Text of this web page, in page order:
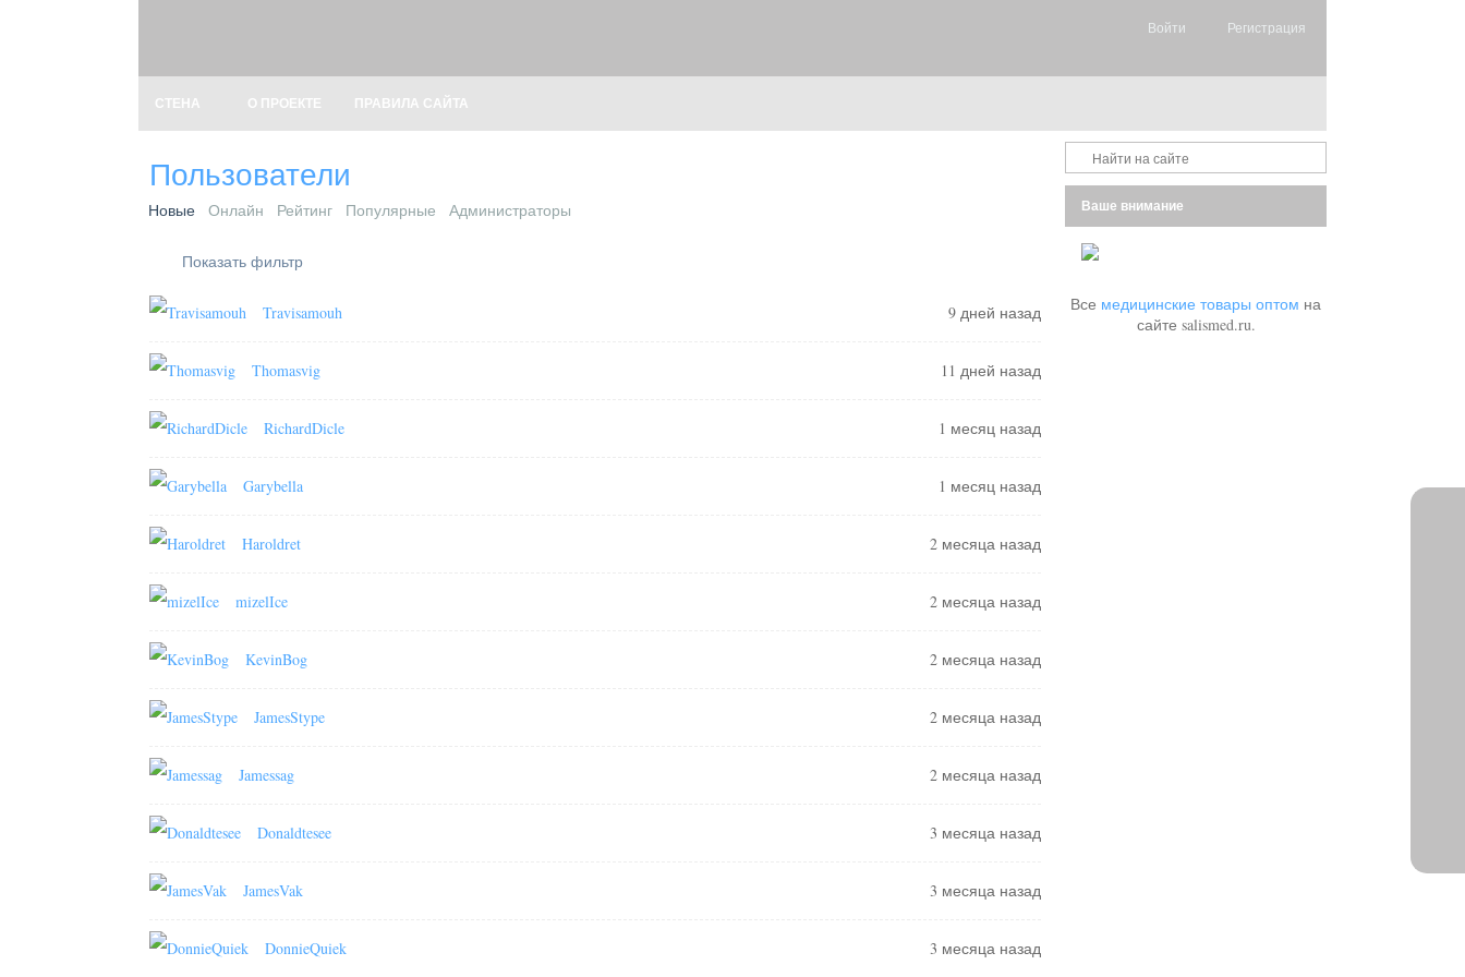
Войти Регистрация
СТЕНА О ПРОЕКТЕ ПРАВИЛА САЙТА
Пользователи
Новые Онлайн Рейтинг Популярные Администраторы
Показать фильтр
Travisamouh 9 дней назад
Thomasvig 11 дней назад
RichardDicle 1 месяц назад
Garybella 1 месяц назад
Haroldret 2 месяца назад
mizelIce 2 месяца назад
KevinBog 2 месяца назад
JamesStype 2 месяца назад
Jamessag 2 месяца назад
Donaldtesee 3 месяца назад
JamesVak 3 месяца назад
DonnieQuiek 3 месяца назад
Ваше внимание
Все медицинские товары оптом на
сайте salismed.ru.